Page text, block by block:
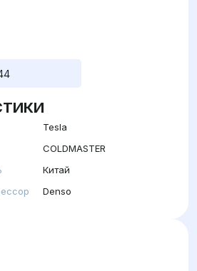
Tesla
COLDMASTER
Китай
Denso